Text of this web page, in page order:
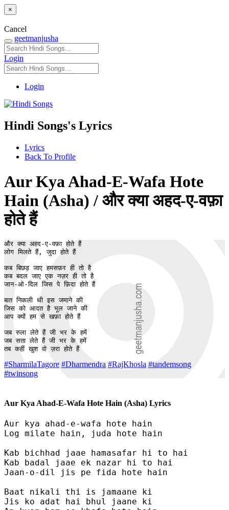
×
Cancel
geetmanjusha
Login
Login
Hindi Songs's Lyrics
Lyrics
Back To Profile
Aur Kya Ahad-E-Wafa Hote
Hain (Asha) / और क्या अहद-ए-वफ़ा
होते हैं
और क्या अहद-ए-वफ़ा होते हैं
लोग मिलते हैं, जुदा होते हैं
कब बिछड़ जाए हमसफ़र ही तो है
कब बदल जाए एक नज़र ही तो है
जान-ओ-दिल जिस पे फ़िदा होते हैं
बात निकली थी इस जमाने की
जिस को आदत है भूल जाने की
आप क्यों हम से खफ़ा होते हैं
जब रुला लेते हैं जी भर के हमें
जब सता लेते हैं जी भर के हमें
तब कहीं खुश वो ज़रा होते हैं
#SharmilaTagore #Dharmendra #RajKhosla #tandemsong
#twinsong
Aur Kya Ahad-E-Wafa Hote Hain (Asha) Lyrics
Aur kya ahad-e-wafa hote hain
Log milate hain, juda hote hain
Kab bichhad jaae hamasafar hi to hai
Kab badal jaae ek nazar hi to hai
Jaan-o-dil jis pe fida hote hain
Baat nikali thi is jamaane ki
Jis ko adat hai bhul jaane ki